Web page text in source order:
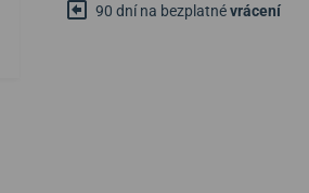
90 dní na bezplatnévrácení
28 900 Kč 28 900 Kč